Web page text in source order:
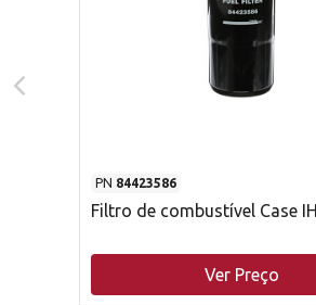
PN 84423586
Filtro de combustível Case IH
Ver Preço